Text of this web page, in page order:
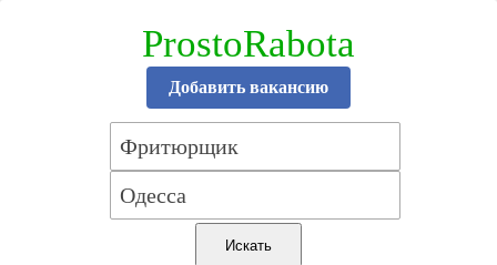
ProstoRabota
Добавить вакансию